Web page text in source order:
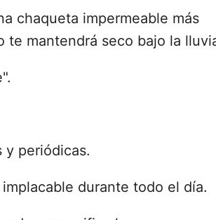
chaqueta impermeable más
te mantendrá seco bajo la
y periódicas.
durante todo el día.